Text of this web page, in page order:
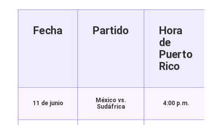
Fecha Partido
Hora
de
Puerto
Rico
11 de junio
México vs.
Sudáfrica
4:00 p.m.